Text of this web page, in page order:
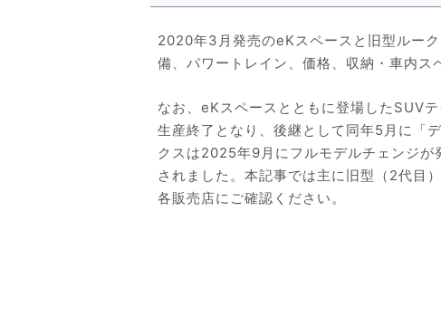
2020年3月発売のeKスペースと旧型ルー
備、パワートレイン、価格、収納・車内ス
なお、eKスペースとともに登場したSUV
生産終了となり、後継として同年5月に「
クスは2025年9月にフルモデルチェンジ
されました。本記事では主に旧型（2代目
各販売店にご確認ください。